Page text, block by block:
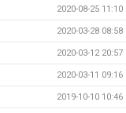
2020-08-25 11:10
2020-03-28 08:58
2020-03-12 20:57
2020-03-11 09:16
2019-10-10 10:46